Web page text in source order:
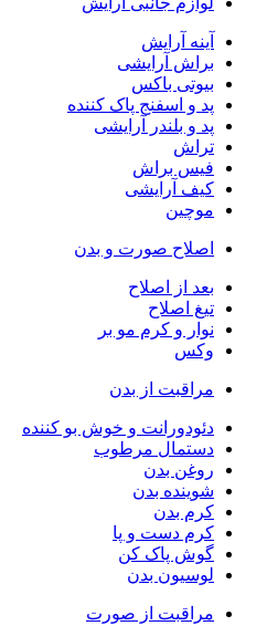
آینه آرایش
براش آرایشی
بیوتی باکس
پد و اسفنج پاک کننده
پد و بلندر آرایشی
تراش
فیس براش
کیف آرایشی
موچین
اصلاح صورت و بدن
بعد از اصلاح
تیغ اصلاح
نوار و کرم مو بر
وکس
مراقبت از بدن
دئودورانت و خوش بو کننده
دستمال مرطوب
روغن بدن
شوینده بدن
کرم بدن
کرم دست و پا
گوش پاک کن
لوسیون بدن
مراقبت از صورت